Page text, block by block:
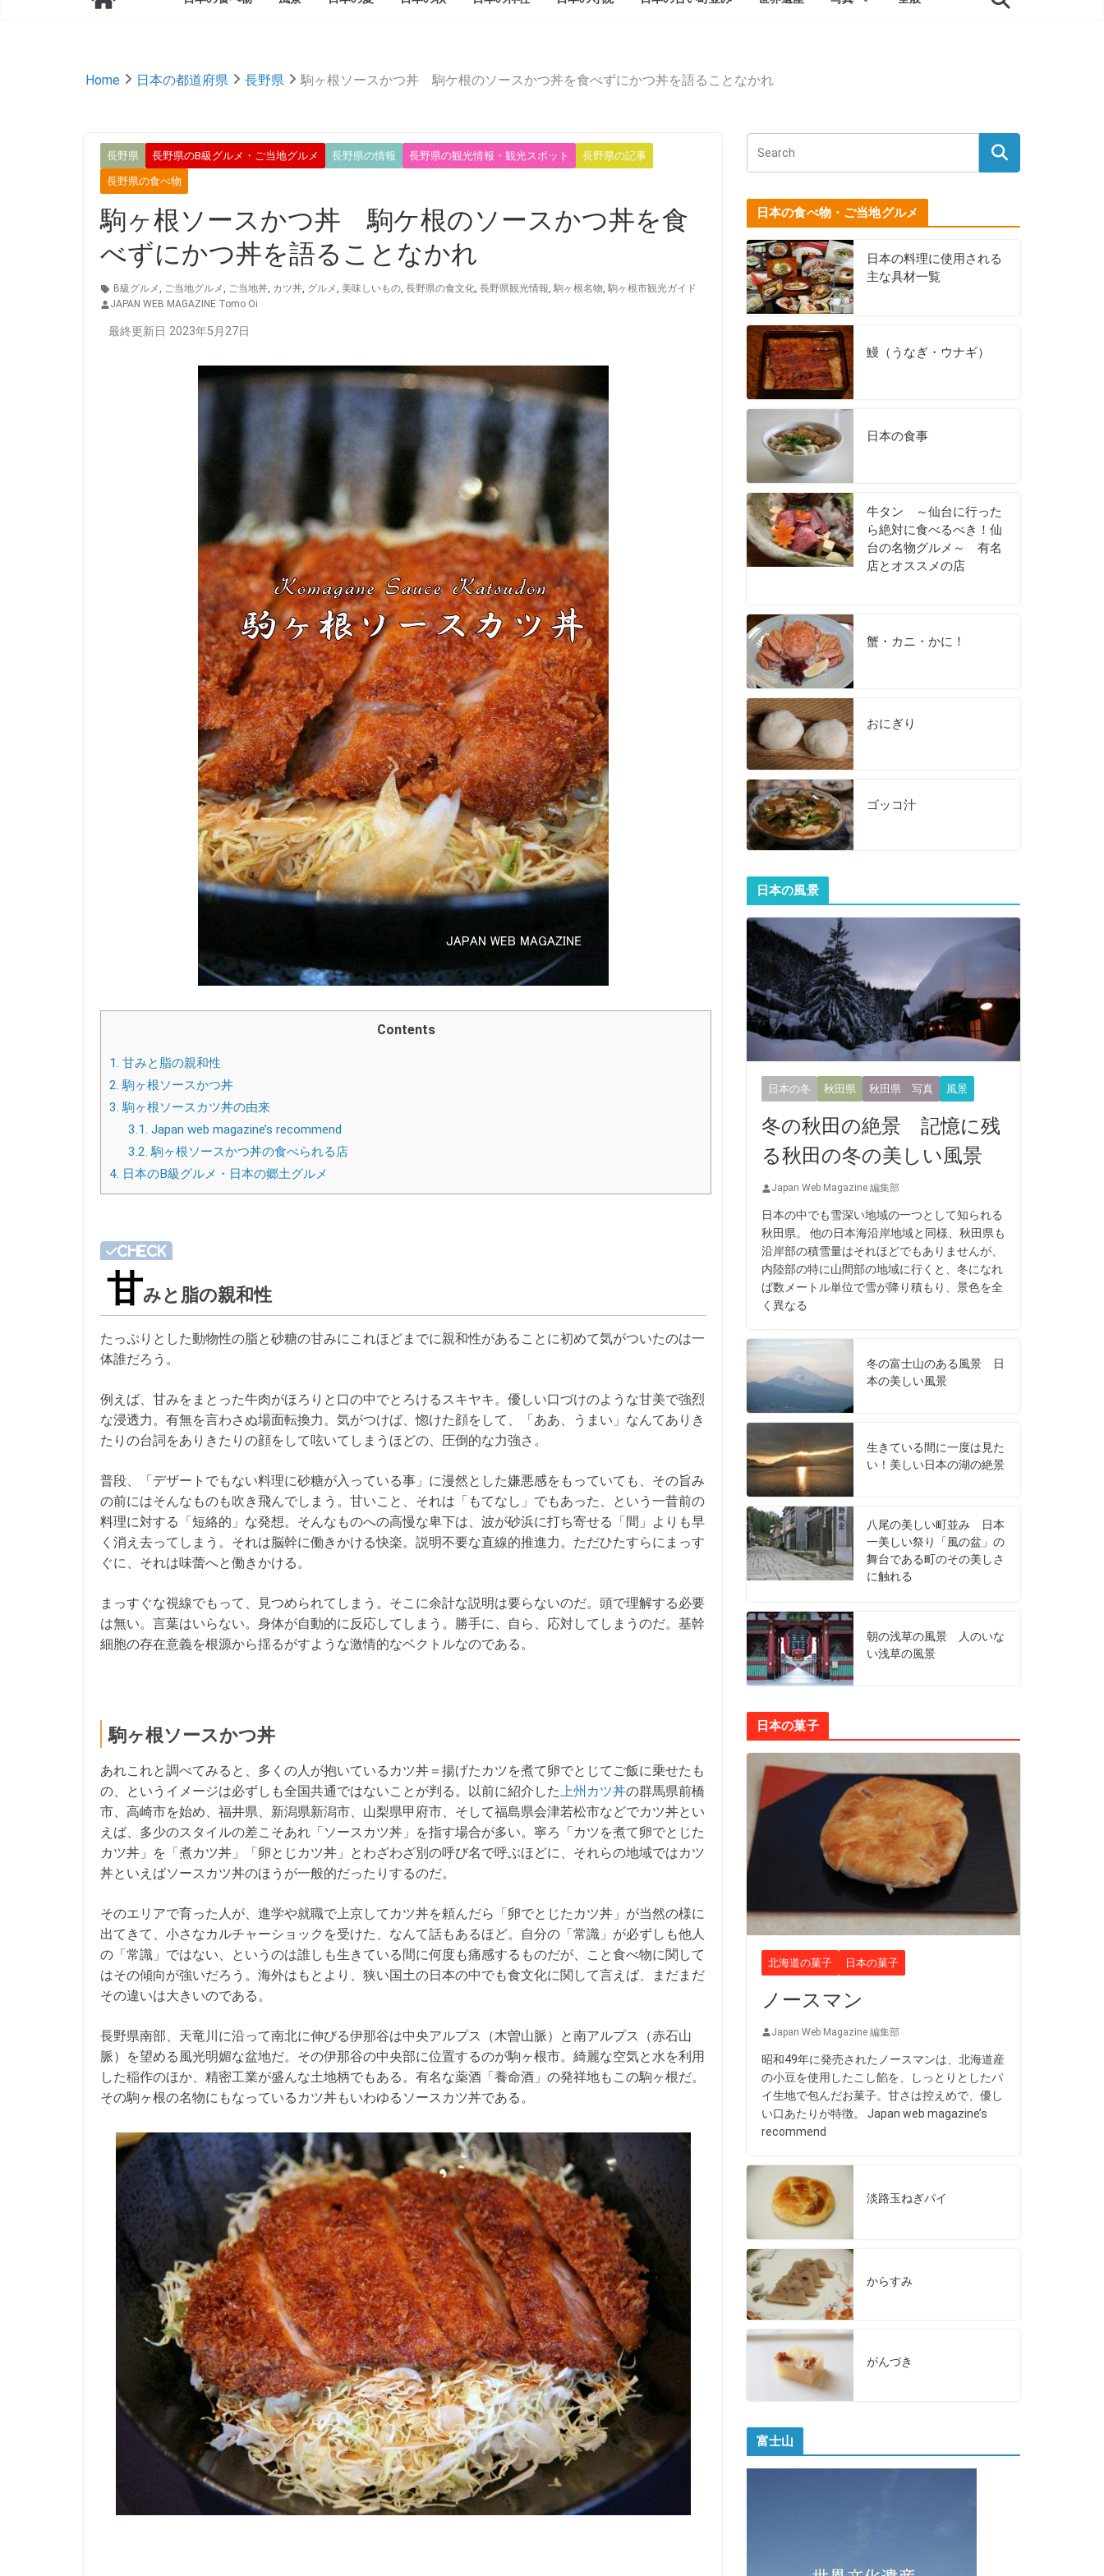
Home 日本の都道府県 長野県 駒ヶ根ソースかつ丼 駒ケ根のソースかつ丼を食べずにかつ丼を語ることなかれ
長野県 長野県のB級グルメ・ご当地グルメ 長野県の情報 長野県の観光情報・観光スポット 長野県の記事
長野県の食べ物
駒ヶ根ソースかつ丼 駒ケ根のソースかつ丼を食
べずにかつ丼を語ることなかれ
B級グルメ, ご当地グルメ, ご当地丼, カツ丼, グルメ, 美味しいもの, 長野県の食文化, 長野県観光情報, 駒ヶ根名物, 駒ヶ根市観光ガイド
JAPAN WEB MAGAZINE Tomo Oi
最終更新日 2023年5月27日
Contents
1. 甘みと脂の親和性
2. 駒ヶ根ソースかつ丼
3. 駒ヶ根ソースカツ丼の由来
3.1. Japan web magazine’s recommend
3.2. 駒ヶ根ソースかつ丼の食べられる店
4. 日本のB級グルメ・日本の郷土グルメ
甘みと脂の親和性
たっぷりとした動物性の脂と砂糖の甘みにこれほどまでに親和性があることに初めて気がついたのは一
体誰だろう。
例えば、甘みをまとった牛肉がほろりと口の中でとろけるスキヤキ。優しい口づけのような甘美で強烈
な浸透力。有無を言わさぬ場面転換力。気がつけば、惚けた顔をして、「ああ、うまい」なんてありき
たりの台詞をありきたりの顔をして呟いてしまうほどの、圧倒的な力強さ。
普段、「デザートでもない料理に砂糖が入っている事」に漫然とした嫌悪感をもっていても、その旨み
の前にはそんなものも吹き飛んでしまう。甘いこと、それは「もてなし」でもあった、という一昔前の
料理に対する「短絡的」な発想。そんなものへの高慢な卑下は、波が砂浜に打ち寄せる「間」よりも早
く消え去ってしまう。それは脳幹に働きかける快楽。説明不要な直線的推進力。ただひたすらにまっす
ぐに、それは味蕾へと働きかける。
まっすぐな視線でもって、見つめられてしまう。そこに余計な説明は要らないのだ。頭で理解する必要
は無い。言葉はいらない。身体が自動的に反応してしまう。勝手に、自ら、応対してしまうのだ。基幹
細胞の存在意義を根源から揺るがすような激情的なベクトルなのである。
駒ヶ根ソースかつ丼
あれこれと調べてみると、多くの人が抱いているカツ丼＝揚げたカツを煮て卵でとじてご飯に乗せたも
の、というイメージは必ずしも全国共通ではないことが判る。以前に紹介した上州カツ丼の群馬県前橋
市、高崎市を始め、福井県、新潟県新潟市、山梨県甲府市、そして福島県会津若松市などでカツ丼とい
えば、多少のスタイルの差こそあれ「ソースカツ丼」を指す場合が多い。寧ろ「カツを煮て卵でとじた
カツ丼」を「煮カツ丼」「卵とじカツ丼」とわざわざ別の呼び名で呼ぶほどに、それらの地域ではカツ
丼といえばソースカツ丼のほうが一般的だったりするのだ。
そのエリアで育った人が、進学や就職で上京してカツ丼を頼んだら「卵でとじたカツ丼」が当然の様に
出てきて、小さなカルチャーショックを受けた、なんて話もあるほど。自分の「常識」が必ずしも他人
の「常識」ではない、というのは誰しも生きている間に何度も痛感するものだが、こと食べ物に関して
はその傾向が強いだろう。海外はもとより、狭い国土の日本の中でも食文化に関して言えば、まだまだ
その違いは大きいのである。
長野県南部、天竜川に沿って南北に伸びる伊那谷は中央アルプス（木曽山脈）と南アルプス（赤石山
脈）を望める風光明媚な盆地だ。その伊那谷の中央部に位置するのが駒ヶ根市。綺麗な空気と水を利用
した稲作のほか、精密工業が盛んな土地柄でもある。有名な薬酒「養命酒」の発祥地もこの駒ヶ根だ。
その駒ヶ根の名物にもなっているカツ丼もいわゆるソースカツ丼である。
日本の食べ物・ご当地グルメ
日本の料理に使用される
主な具材一覧
鰻（うなぎ・ウナギ）
日本の食事
牛タン ～仙台に行った
ら絶対に食べるべき！仙
台の名物グルメ～ 有名
店とオススメの店
蟹・カニ・かに！
おにぎり
ゴッコ汁
日本の風景
日本の冬 秋田県 秋田県 写真 風景
冬の秋田の絶景 記憶に残
る秋田の冬の美しい風景
Japan Web Magazine 編集部
日本の中でも雪深い地域の一つとして知られる
秋田県。 他の日本海沿岸地域と同様、秋田県も
沿岸部の積雪量はそれほどでもありませんが、
内陸部の特に山間部の地域に行くと、冬になれ
ば数メートル単位で雪が降り積もり、景色を全
く異なる
冬の富士山のある風景 日
本の美しい風景
生きている間に一度は見た
い！美しい日本の湖の絶景
八尾の美しい町並み 日本
一美しい祭り「風の盆」の
舞台である町のその美しさ
に触れる
朝の浅草の風景 人のいな
い浅草の風景
日本の菓子
北海道の菓子 日本の菓子
ノースマン
Japan Web Magazine 編集部
昭和49年に発売されたノースマンは、北海道産
の小豆を使用したこし餡を、しっとりとしたパ
イ生地で包んだお菓子。甘さは控えめで、優し
い口あたりが特徴。 Japan web magazine’s
recommend
淡路玉ねぎパイ
からすみ
がんづき
富士山